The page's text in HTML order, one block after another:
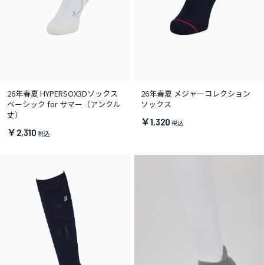
26年春夏 HYPERSOX3Dソックス
ベーシック for サマー（アンクル
丈）
￥2,310
26年春夏 メジャーコレクション
ソックス
￥1,320